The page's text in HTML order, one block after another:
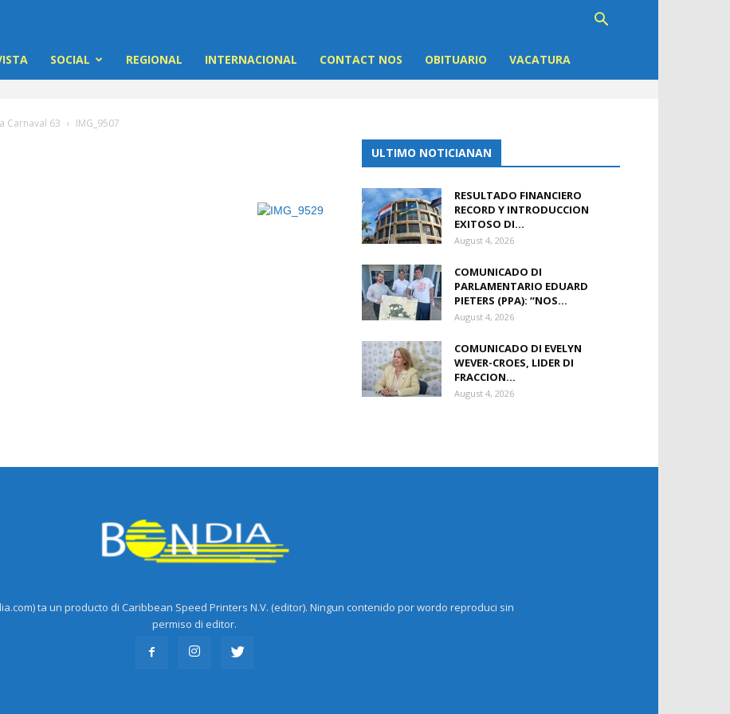
SOCIAL REGIONAL INTERNACIONAL CONTACT NOS OBITUARIO VACATURA
Carnaval 63 IMG_9507
ULTIMO NOTICIANAN
RESULTADO FINANCIERO
RECORD Y INTRODUCCION
EXITOSO DI...
August 4, 2026
COMUNICADO DI
PARLAMENTARIO EDUARD
PIETERS (PPA): “NOS...
August 4, 2026
COMUNICADO DI EVELYN
WEVER-CROES, LIDER DI
FRACCION...
August 4, 2026
ta un producto di Caribbean Speed Printers N.V. (editor). Ningun contenido por wordo reproduci sin
permiso di editor.